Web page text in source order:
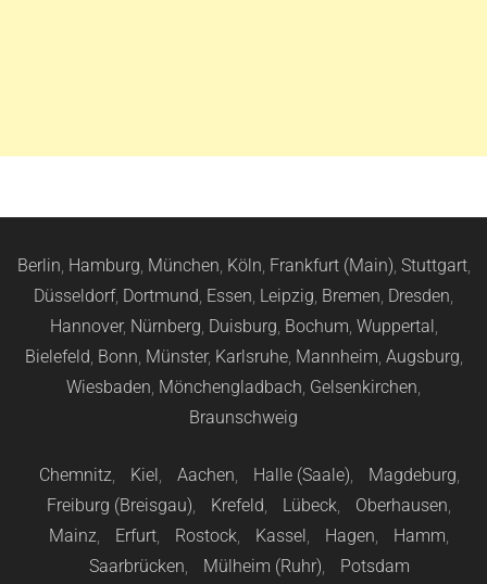
Berlin, Hamburg, München, Köln, Frankfurt (Main), Stuttgart,
Düsseldorf, Dortmund, Essen, Leipzig, Bremen, Dresden,
Hannover, Nürnberg, Duisburg, Bochum, Wuppertal,
Bielefeld, Bonn, Münster, Karlsruhe, Mannheim, Augsburg,
Wiesbaden, Mönchengladbach, Gelsenkirchen,
Braunschweig
Chemnitz, Kiel, Aachen, Halle (Saale), Magdeburg,
Freiburg (Breisgau), Krefeld, Lübeck, Oberhausen,
Mainz, Erfurt, Rostock, Kassel, Hagen, Hamm,
Saarbrücken, Mülheim (Ruhr), Potsdam